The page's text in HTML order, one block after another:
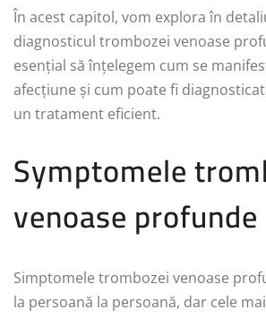
În acest capitol, vom explora în
diagnosticul trombozei venoase
esențial să înțelegem cum se
afecțiune și cum poate fi
un tratament eficient.
Symptomele
venoase profunde
Simptomele trombozei venoase
la persoană la persoană, dar cele